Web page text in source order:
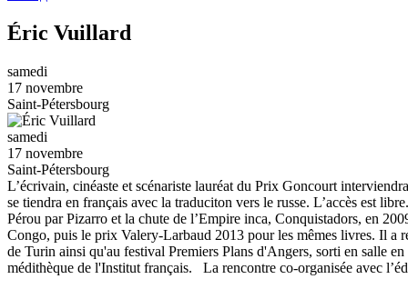
Éric Vuillard
samedi
17 novembre
Saint-Pétersbourg
samedi
17 novembre
Saint-Pétersbourg
L’écrivain, cinéaste et scénariste lauréat du Prix Goncourt
se tiendra en français avec la traduciton vers le russe. L’accès est
Pérou par Pizarro et la chute de l’Empire inca, Conquistadors, en
Congo, puis le prix Valery-Larbaud 2013 pour les mêmes livres. Il a
de Turin ainsi qu'au festival Premiers Plans d'Angers, sorti en salle
médithèque de l'Institut français. La rencontre co-organisée avec